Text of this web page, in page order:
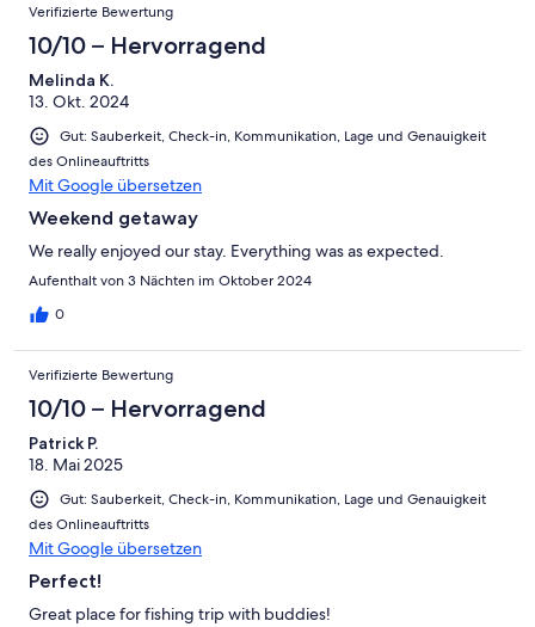
Verifizierte Bewertung
10/10 – Hervorragend
Melinda K.
13. Okt. 2024
Gut: Sauberkeit, Check-in, Kommunikation, Lage und Genauigkeit
des Onlineauftritts
Mit Google übersetzen
Weekend getaway
We really enjoyed our stay. Everything was as expected.
Aufenthalt von 3 Nächten im Oktober 2024
0
Verifizierte Bewertung
10/10 – Hervorragend
Patrick P.
18. Mai 2025
Gut: Sauberkeit, Check-in, Kommunikation, Lage und Genauigkeit
des Onlineauftritts
Mit Google übersetzen
Perfect!
Great place for fishing trip with buddies!